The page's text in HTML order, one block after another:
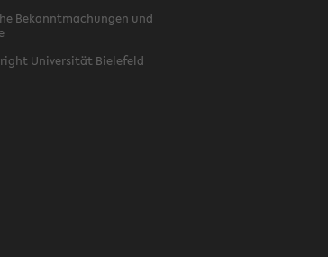
Bekanntmachungen und
Universität Bielefeld